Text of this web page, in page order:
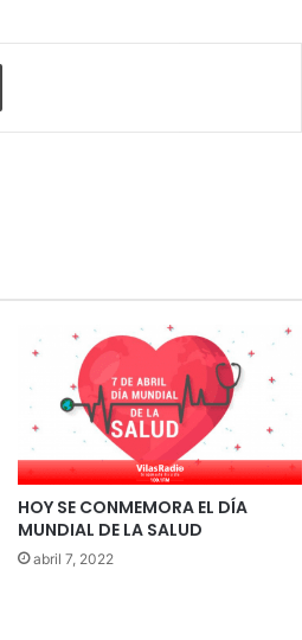
Imprimir
HOY SE CONMEMORA EL DÍA
MUNDIAL DE LA SALUD
abril 7, 2022